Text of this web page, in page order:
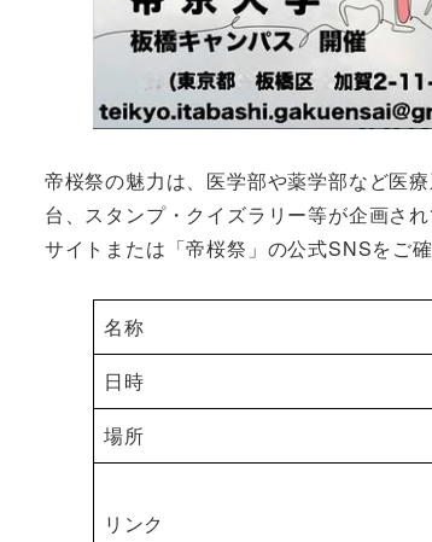
帝桜祭の魅力は、医学部や薬学部など医
台、スタンプ・クイズラリー等が企画さ
サイトまたは「帝桜祭」の公式SNSをご確
名称
日時
場所
リンク